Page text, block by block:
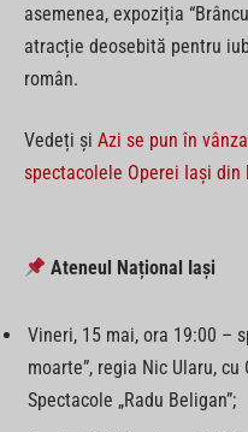
asemenea, expoziția
atracție deosebită pentru
român.
Vedeți și Azi se pun în
spectacolele Operei Iași din
Ateneul Național Iași
Vineri, 15 mai, ora 19:00 –
moarte”, regia Nic Ularu,
Spectacole „Radu Beligan”;